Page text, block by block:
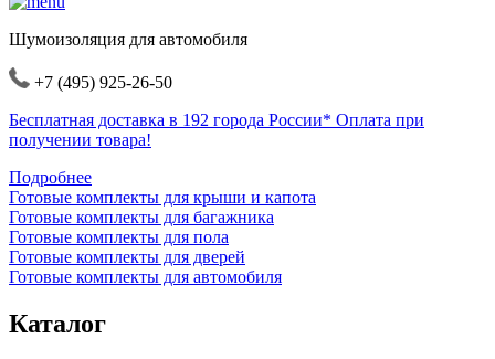
Шумоизоляция для автомобиля
+7 (495) 925-26-50
Бесплатная доставка в 192 города России* Оплата при
получении товара!
Подробнее
Готовые комплекты для крыши и капота
Готовые комплекты для багажника
Готовые комплекты для пола
Готовые комплекты для дверей
Готовые комплекты для автомобиля
Каталог